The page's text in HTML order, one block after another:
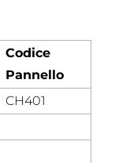
Codice
Pannello
CH401